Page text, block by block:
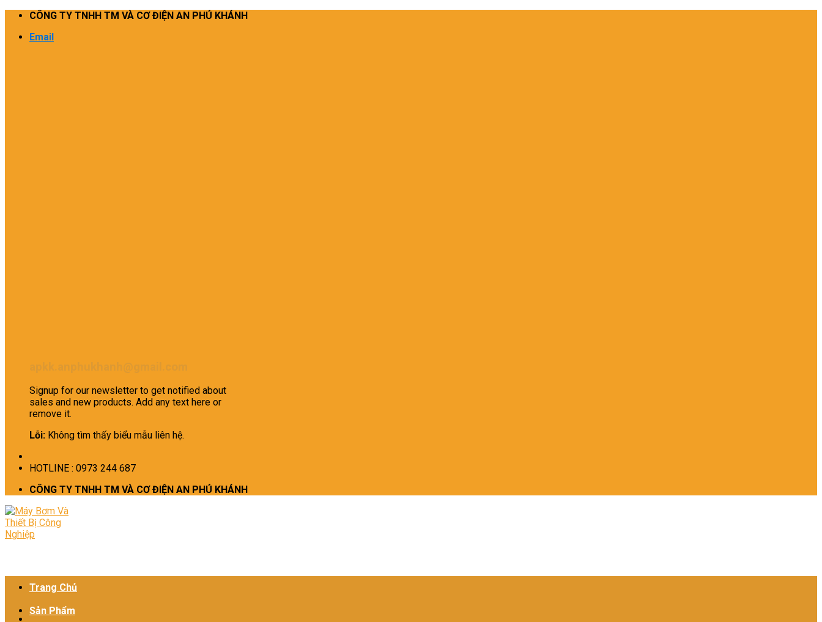
Skip
content
CÔNG TY TNHH TM VÀ CƠ ĐIỆN AN PHÚ KHÁNH
Email
Signup for our newsletter to get notified about
sales and new products. Add any text here or
remove it.
Lỗi: Không tìm thấy biểu mẫu liên hệ.
HOTLINE : 0973 244 687
CÔNG TY TNHH TM VÀ CƠ ĐIỆN AN PHÚ KHÁNH
Trang Chủ
Sản Phẩm